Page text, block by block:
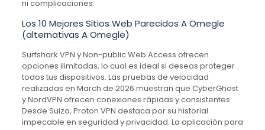
ni complicaciones.
Los 10 Mejores Sitios Web Parecidos A Omegle
(alternativas A Omegle)
Surfshark VPN y Non-public Web Access ofrecen
opciones ilimitadas, lo cual es ideal si deseas proteger
todos tus dispositivos. Las pruebas de velocidad
realizadas en March de 2026 muestran que CyberGhost
y NordVPN ofrecen conexiones rápidas y consistentes.
Desde Suiza, Proton VPN destaca por su historial
impecable en seguridad y privacidad. La aplicación para